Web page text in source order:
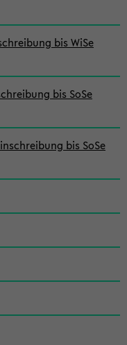
bis WiSe
bis SoSe
bis SoSe